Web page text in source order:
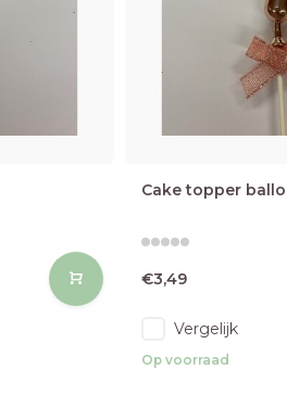
Cake topper
€3,49
Vergelijk
Op voorraad